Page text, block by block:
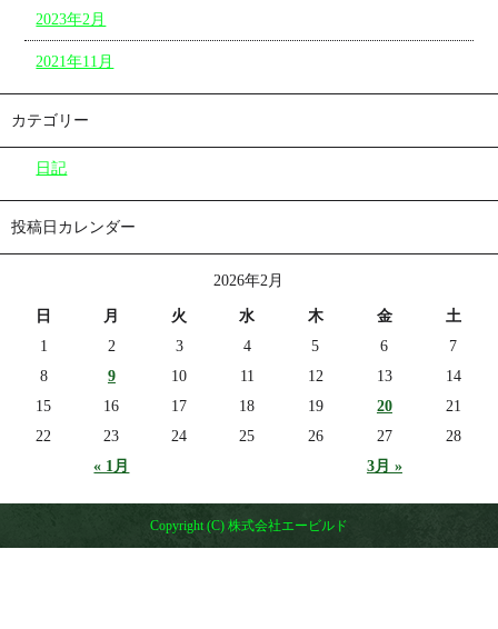
2023年2月
2021年11月
カテゴリー
日記
投稿日カレンダー
2026年2月
日 月 火 水 木 金 土
« 1月 3月 »
1 2 3 4 5 6
7
8
9 10 11 12 13
14
15
16 17 18 19 20
21
22
23 24 25 26 27 28
Copyright (C) 株式会社エービルド